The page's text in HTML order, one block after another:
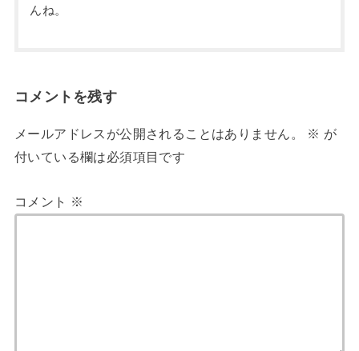
んね。
コメントを残す
メールアドレスが公開されることはありません。 ※ が
付いている欄は必須項目です
コメント ※